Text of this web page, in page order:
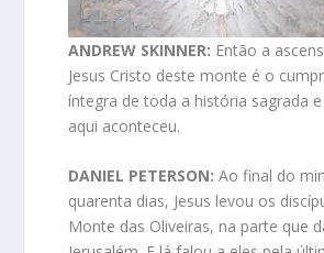
ANDREW SKINNER: Então a
Jesus Cristo deste monte é o
íntegra de toda a história sagrada
aqui aconteceu.
DANIEL PETERSON: Ao final do
quarenta dias, Jesus levou os
Monte das Oliveiras, na parte que